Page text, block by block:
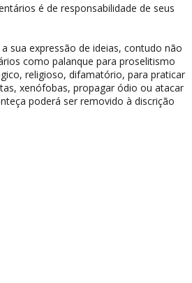
é de responsabilidade de seus
sua expressão de ideias, contudo não
como palanque para proselitismo
religioso, difamatório, para praticar
xenófobas, propagar ódio ou atacar
poderá ser removido à discrição